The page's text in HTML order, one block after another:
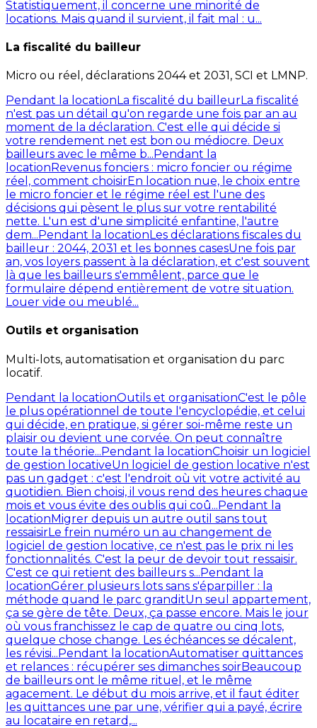
Statistiquement, il concerne une minorité de
locations. Mais quand il survient, il fait mal : u...
La fiscalité du bailleur
Micro ou réel, déclarations 2044 et 2031, SCI et LMNP.
Pendant la location La fiscalité du bailleurLa fiscalité
n'est pas un détail qu'on regarde une fois par an au
moment de la déclaration. C'est elle qui décide si
votre rendement net est bon ou médiocre. Deux
bailleurs avec le même b... Pendant la
location Revenus fonciers : micro foncier ou régime
réel, comment choisirEn location nue, le choix entre
le micro foncier et le régime réel est l'une des
décisions qui pèsent le plus sur votre rentabilité
nette. L'un est d'une simplicité enfantine, l'autre
dem... Pendant la location Les déclarations fiscales du
bailleur : 2044, 2031 et les bonnes casesUne fois par
an, vos loyers passent à la déclaration, et c'est souvent
là que les bailleurs s'emmêlent, parce que le
formulaire dépend entièrement de votre situation.
Louer vide ou meublé...
Outils et organisation
Multi-lots, automatisation et organisation du parc
locatif.
Pendant la locationOutils et organisationC'est le pôle
le plus opérationnel de toute l'encyclopédie, et celui
qui décide, en pratique, si gérer soi-même reste un
plaisir ou devient une corvée. On peut connaître
toute la théorie...Pendant la locationChoisir un logiciel
de gestion locativeUn logiciel de gestion locative n'est
pas un gadget : c'est l'endroit où vit votre activité au
quotidien. Bien choisi, il vous rend des heures chaque
mois et vous évite des oublis qui coû...Pendant la
locationMigrer depuis un autre outil sans tout
ressaisirLe frein numéro un au changement de
logiciel de gestion locative, ce n'est pas le prix ni les
fonctionnalités. C'est la peur de devoir tout ressaisir.
C'est ce qui retient des bailleurs s...Pendant la
locationGérer plusieurs lots sans s'éparpiller : la
méthode quand le parc granditUn seul appartement,
ça se gère de tête. Deux, ça passe encore. Mais le jour
où vous franchissez le cap de quatre ou cinq lots,
quelque chose change. Les échéances se décalent,
les révisi...Pendant la locationAutomatiser quittances
et relances : récupérer ses dimanches soirBeaucoup
de bailleurs ont le même rituel, et le même
agacement. Le début du mois arrive, et il faut éditer
les quittances une par une, vérifier qui a payé, écrire
au locataire en retard,...